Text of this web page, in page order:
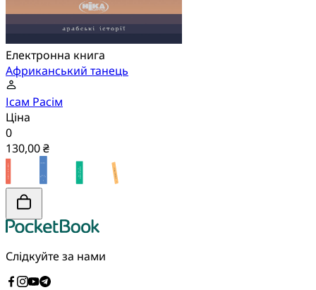
Електронна книга
Африканський танець
Ісам Расім
Ціна
0
130,00 ₴
Слідкуйте за нами